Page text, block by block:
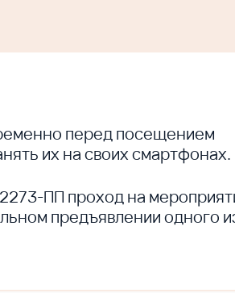
перед посещением
их на своих смартфонах.
ПП проход на
предъявлении одного